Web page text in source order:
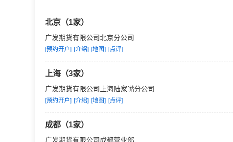
公司致力于发展与客户的长期合作
北京（1家）
广发期货有限公司北京分公司
[预约开户] [介绍] [地图] [点评]
上海（3家）
广发期货有限公司上海陆家嘴分公司
[预约开户] [介绍] [地图] [点评]
成都（1家）
广发期货有限公司成都营业部